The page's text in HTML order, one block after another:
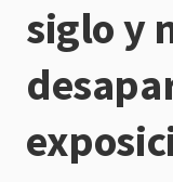
siglo y